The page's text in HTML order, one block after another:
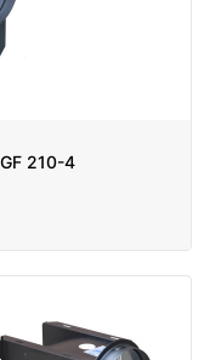
210-4